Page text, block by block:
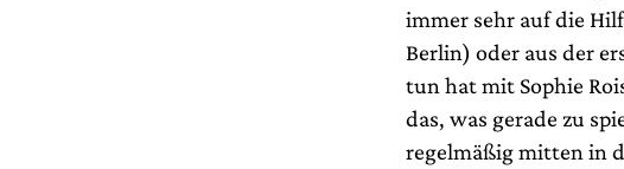
immer sehr auf die
Berlin) oder aus der
tun hat mit Sophie
das, was gerade zu
regelmäßig mitten in